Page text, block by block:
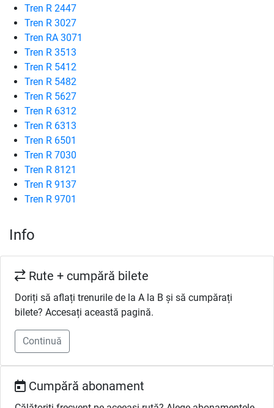
Tren R 2447
Tren R 3027
Tren RA 3071
Tren R 3513
Tren R 5412
Tren R 5482
Tren R 5627
Tren R 6312
Tren R 6313
Tren R 6501
Tren R 7030
Tren R 8121
Tren R 9137
Tren R 9701
Info
Rute + cumpără bilete
Doriți să aflați trenurile de la A la B și să cumpărați
bilete? Accesați această pagină.
Continuă
Cumpără abonament